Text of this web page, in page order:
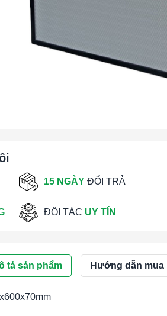
15 NGÀY ĐỔI TRẢ
ĐỐI TÁC UY TÍN
tả sản phẩm Hướng dẫn mua